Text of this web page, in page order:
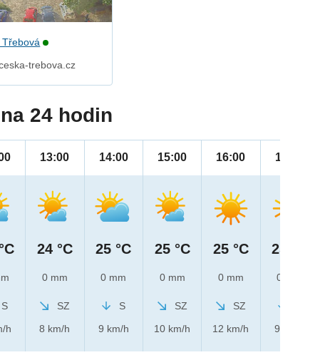
trebova.cz
24 hodin
S
h
13:00
24 °C
0 mm
SZ
8 km/h
14:00
25 °C
0 mm
S
9 km/h
15:00
25 °C
0 mm
SZ
10 km/h
16:00
25 °C
0 mm
SZ
12 km/h
17:00
25 °C
0 mm
9 km/h